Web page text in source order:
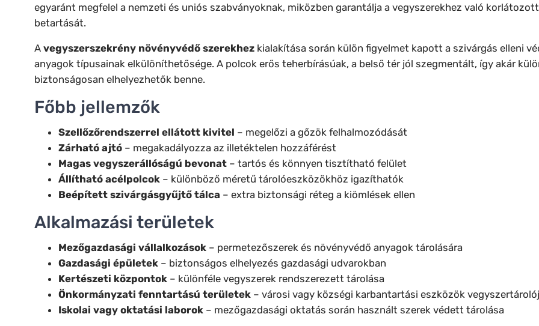
egyaránt megfelel a nemzeti és uniós szabványoknak, miközben garantálja a vegyszerekhez való
betartását.
A vegyszerszekrény növényvédő szerekhez kialakítása során külön figyelmet kapott a szivárgás elleni
anyagok típusainak elkülöníthetősége. A polcok erős teherbírásúak, a belső tér jól szegmentált, így akár
biztonságosan elhelyezhetők benne.
Főbb jellemzők
Szellőzőrendszerrel ellátott kivitel – megelőzi a gőzök felhalmozódását
Zárható ajtó – megakadályozza az illetéktelen hozzáférést
Magas vegyszerállóságú bevonat – tartós és könnyen tisztítható felület
Állítható acélpolcok – különböző méretű tárolóeszközökhöz igazíthatók
Beépített szivárgásgyűjtő tálca – extra biztonsági réteg a kiömlések ellen
Alkalmazási területek
Mezőgazdasági vállalkozások – permetezőszerek és növényvédő anyagok tárolására
Gazdasági épületek – biztonságos elhelyezés gazdasági udvarokban
Kertészeti központok – különféle vegyszerek rendszerezett tárolása
Önkormányzati fenntartású területek – városi vagy községi karbantartási eszközök
Iskolai vagy oktatási laborok – mezőgazdasági oktatás során használt szerek védett tárolása